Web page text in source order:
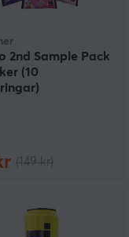
2nd Sample Pack
(10